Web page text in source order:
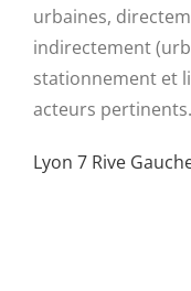
urbaines,
indirectement
stationnement et
acteurs pertinents.
Lyon 7 Rive